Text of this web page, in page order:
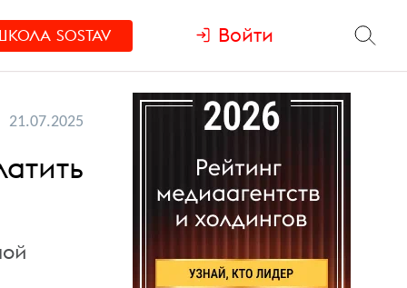
SOSTAV Войти
21.07.2025